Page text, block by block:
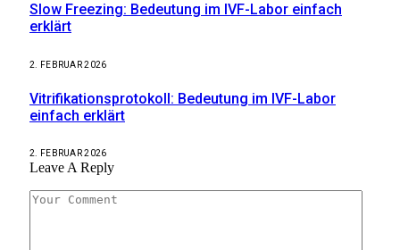
Slow Freezing: Bedeutung im IVF-Labor einfach
erklärt
2. FEBRUAR 2026
Vitrifikationsprotokoll: Bedeutung im IVF-Labor
einfach erklärt
2. FEBRUAR 2026
Leave A Reply